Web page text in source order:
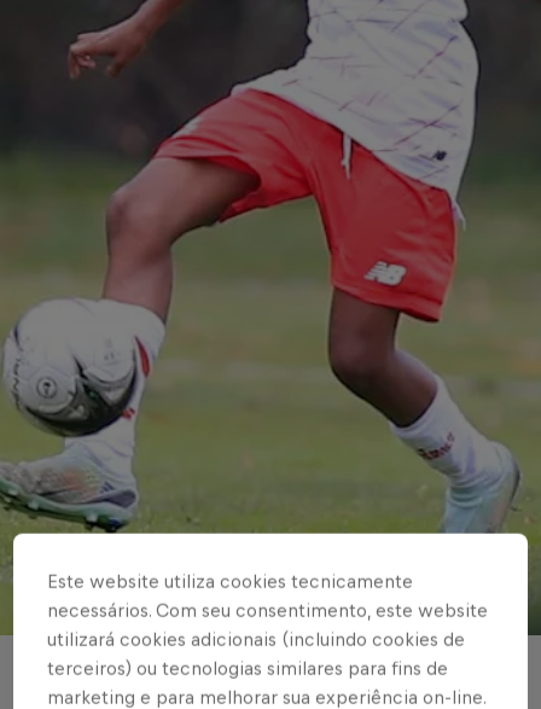
© Red Bull Bragantino
BASE MASCULINA
Este website utiliza cookies tecnicamente
necessários. Com seu consentimento, este website
utilizará cookies adicionais (incluindo cookies de
terceiros) ou tecnologias similares para fins de
marketing e para melhorar sua experiência on-line.